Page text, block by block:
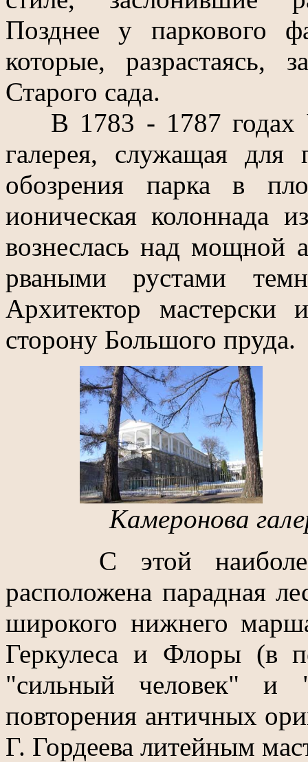
Позднее у паркового
которые, разрастаясь,
Старого сада.
В 1783 - 1787 годах
галерея, служащая для
обозрения парка в
ионическая колоннада
вознеслась над мощной
рваными рустами
Архитектор мастерски
сторону Большого пруда.
Камеронова
С этой наиболее
расположена парадная
широкого нижнего
Геркулеса и Флоры (в
"сильный человек" и
повторения античных
Г. Гордеева литейным